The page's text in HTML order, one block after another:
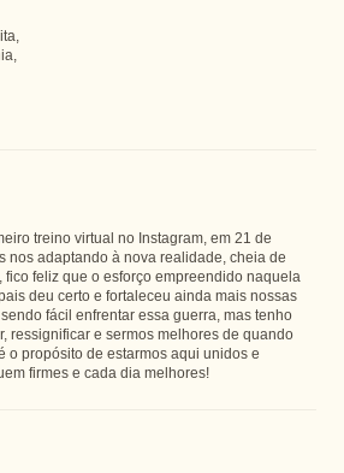
treino virtual no Instagram, em 21 de
nos adaptando à nova realidade, cheia de
fico feliz que o esforço empreendido naquela
deu certo e fortaleceu ainda mais nossas
fácil enfrentar essa guerra, mas tenho
ressignificar e sermos melhores de quando
o propósito de estarmos aqui unidos e
firmes e cada dia melhores!